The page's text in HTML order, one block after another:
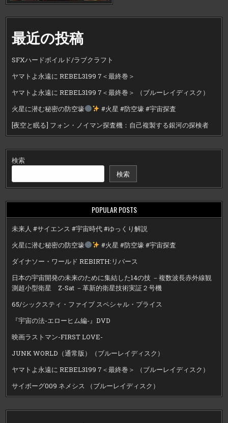
最近の投稿
SFXハードボイルド/ラブクラフト
ヤマトよ永遠に REBEL3199 7＜最終巻＞
ヤマトよ永遠に REBEL3199 7＜最終巻＞ （ブルーレイディスク）
火星に潜む秘密の防空壕
#火星 #防空壕 #宇宙探査
[夜空と眠る] フォン・ノイマン探査機：自己複製する銀河の探検者
検索
検索
POPULAR POSTS
未来人 #サイエンス #宇宙時代 #ゆっくり解説
火星に潜む秘密の防空壕
#火星 #防空壕 #宇宙探査
ダイナソー・ワールド REBIRTH:リバース
日本の宇宙開発の未来のために集結した14の技 －複数波長赤外線観
測超小型衛星 Z-Sat －革新的衛星技術実証２号機
65/シックスティ・ファイブ スペシャル・プライス
『宇宙の法-エローヒム編-』DVD
映画ラストマン-FIRST LOVE-
JUNK WORLD（通常版）（ブルーレイディスク）
ヤマトよ永遠に REBEL3199 7＜最終巻＞ （ブルーレイディスク）
サイボーグ009 ネメシス （ブルーレイディスク）